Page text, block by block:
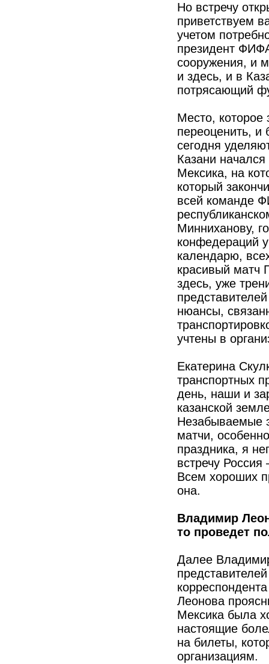
Но встречу
приветствуем
учетом
президент
сооружения, и
и здесь, и в
потрясающий
Место,
переоценить, и
сегодня
Казани
Мексика, на
который
всей команде
Минниханову,
конфедераций
календарю,
красивый матч
здесь, уже
нюансы,
учтены в
Екатерина
транспортных
день, наши и
казанской
Незабываемые
матчи,
праздника, я
встречу
Всем хороших
она.
Владимир
то проведет
Далее
Леонова
Мексика была
настоящие
на билеты,
организациям.